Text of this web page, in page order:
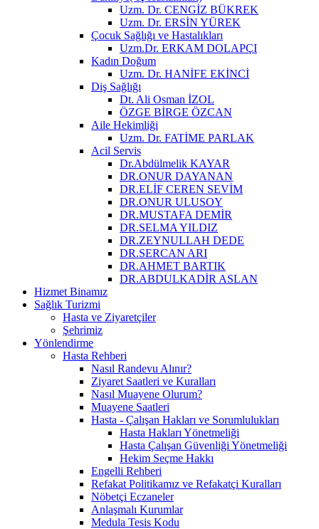
Uzm. Dr. CENGİZ BÜKREK
Uzm. Dr. ERSİN YÜREK
Çocuk Sağlığı ve Hastalıkları
Uzm.Dr. ERKAM DOLAPÇI
Kadın Doğum
Uzm. Dr. HANİFE EKİNCİ
Diş Sağlığı
Dt. Ali Osman İZOL
ÖZGE BİRGE ÖZCAN
Aile Hekimliği
Uzm. Dr. FATİME PARLAK
Acil Servis
Dr.Abdülmelik KAYAR
DR.ONUR DAYANAN
DR.ELİF CEREN SEVİM
DR.ONUR ULUSOY
DR.MUSTAFA DEMİR
DR.SELMA YILDIZ
DR.ZEYNULLAH DEDE
DR.SERCAN ARI
DR.AHMET BARTIK
DR.ABDULKADİR ASLAN
Hizmet Binamız
Sağlık Turizmi
Hasta ve Ziyaretçiler
Şehrimiz
Yönlendirme
Hasta Rehberi
Nasıl Randevu Alınır?
Ziyaret Saatleri ve Kuralları
Nasıl Muayene Olurum?
Muayene Saatleri
Hasta - Çalışan Hakları ve Sorumlulukları
Hasta Hakları Yönetmeliği
Hasta Çalışan Güvenliği Yönetmeliği
Hekim Seçme Hakkı
Engelli Rehberi
Refakat Politikamız ve Refakatçi Kuralları
Nöbetçi Eczaneler
Anlaşmalı Kurumlar
Medula Tesis Kodu